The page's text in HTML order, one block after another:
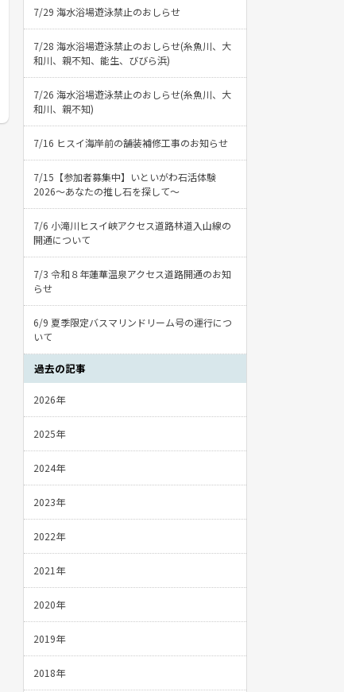
7/29 海水浴場遊泳禁止のおしらせ
7/28 海水浴場遊泳禁止のおしらせ(糸魚川、大
和川、親不知、能生、びびら浜)
7/26 海水浴場遊泳禁止のおしらせ(糸魚川、大
和川、親不知)
7/16 ヒスイ海岸前の舗装補修工事のお知らせ
7/15【参加者募集中】いといがわ石活体験
2026〜あなたの推し石を探して〜
7/6 小滝川ヒスイ峡アクセス道路林道入山線の
開通について
7/3 令和８年蓮華温泉アクセス道路開通のお知
らせ
6/9 夏季限定バスマリンドリーム号の運行につ
いて
過去の記事
2026年
2025年
2024年
2023年
2022年
2021年
2020年
2019年
2018年